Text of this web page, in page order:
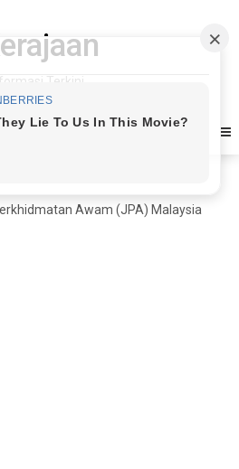
Terkini
Awam (JPA) Malaysia